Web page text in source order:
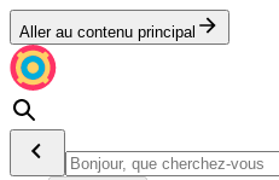
Aller au contenu principal